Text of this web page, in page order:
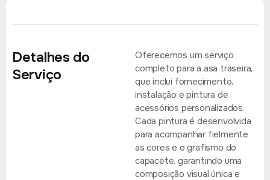
Detalhes do
Serviço
Oferecemos um serviço
completo para a asa traseira,
que inclui fornecimento,
instalação e pintura de
acessórios personalizados.
Cada pintura é desenvolvida
para acompanhar fielmente
as cores e o grafismo do
capacete, garantindo uma
composição visual única e